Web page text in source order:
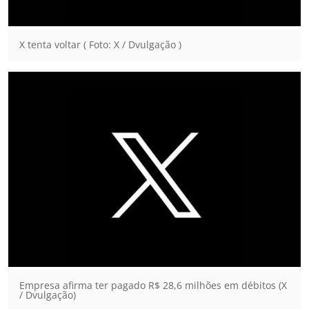
X tenta voltar ( Foto: X / Dvulgação )
Empresa afirma ter pagado R$ 28,6 milhões em débitos (X
/ Dvulgação)